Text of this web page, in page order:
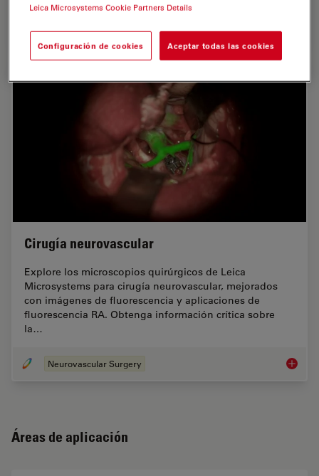
Cirugía neurovascular
Explore los microscopios quirúrgicos de Leica
Microsystems para cirugía neurovascular, mejorados
con imágenes de fluorescencia y aplicaciones de
fluorescencia RA. Obtenga información crítica sobre
la…
Neurovascular Surgery Cirugía
Áreas de aplicación
Leica Microsystems Cookie Partners Details
Configuración de cookies Aceptar todas las cookies